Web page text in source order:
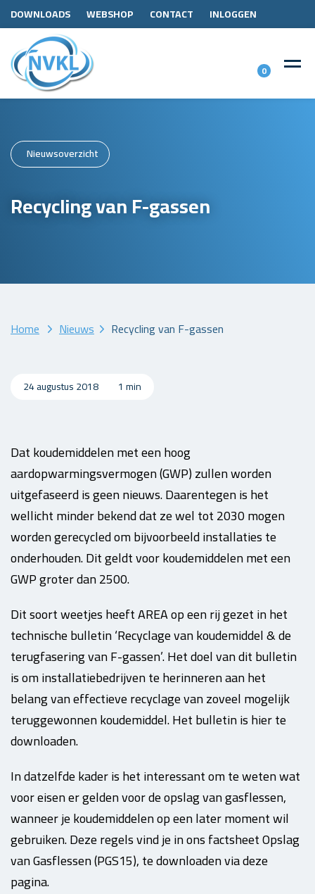
DOWNLOADS WEBSHOP CONTACT INLOGGEN
0
Nieuwsoverzicht
Recycling van F-gassen
Home Nieuws Recycling van F-gassen
24 augustus 2018 1 min
Dat koudemiddelen met een hoog
aardopwarmingsvermogen (GWP) zullen worden
uitgefaseerd is geen nieuws. Daarentegen is het
wellicht minder bekend dat ze wel tot 2030 mogen
worden gerecycled om bijvoorbeeld installaties te
onderhouden. Dit geldt voor koudemiddelen met een
GWP groter dan 2500.
Dit soort weetjes heeft AREA op een rij gezet in het
technische bulletin ‘Recyclage van koudemiddel & de
terugfasering van F-gassen’. Het doel van dit bulletin
is om installatiebedrijven te herinneren aan het
belang van effectieve recyclage van zoveel mogelijk
teruggewonnen koudemiddel. Het bulletin is hier te
downloaden.
In datzelfde kader is het interessant om te weten wat
voor eisen er gelden voor de opslag van gasflessen,
wanneer je koudemiddelen op een later moment wil
gebruiken. Deze regels vind je in ons factsheet Opslag
van Gasflessen (PGS15), te downloaden via deze
pagina.